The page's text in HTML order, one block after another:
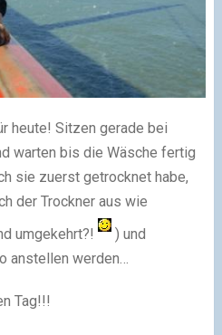
heute! Sitzen gerade bei
warten bis die Wäsche fertig
sie zuerst getrocknet habe,
der Trockner aus wie
umgekehrt?!
) und
anstellen werden…
Tag!!!